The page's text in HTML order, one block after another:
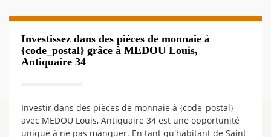
Investissez dans des pièces de monnaie à
{code_postal} grâce à MEDOU Louis,
Antiquaire 34
Investir dans des pièces de monnaie à {code_postal}
avec MEDOU Louis, Antiquaire 34 est une opportunité
unique à ne pas manquer. En tant qu'habitant de Saint